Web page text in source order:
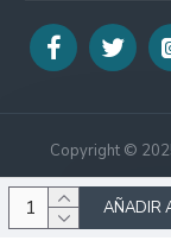
AÑADIR
Copyright ©